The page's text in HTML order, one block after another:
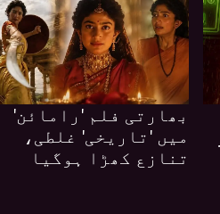
بھارتی فلم 'رامائن'
میں 'تاریخی' غلطی،
تنازع کھڑا ہوگیا